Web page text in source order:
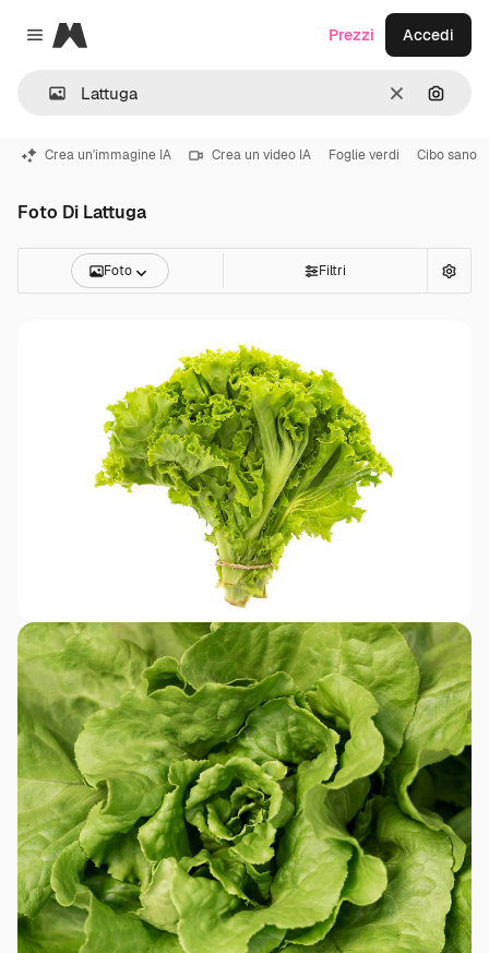
Close menu
Magnific
CancellaCerca
Prezzi Accedi
Crea un'immagine IA Crea un video IA Foglie verdi Cibo sano
Foto Di Lattuga
Foto Filtri